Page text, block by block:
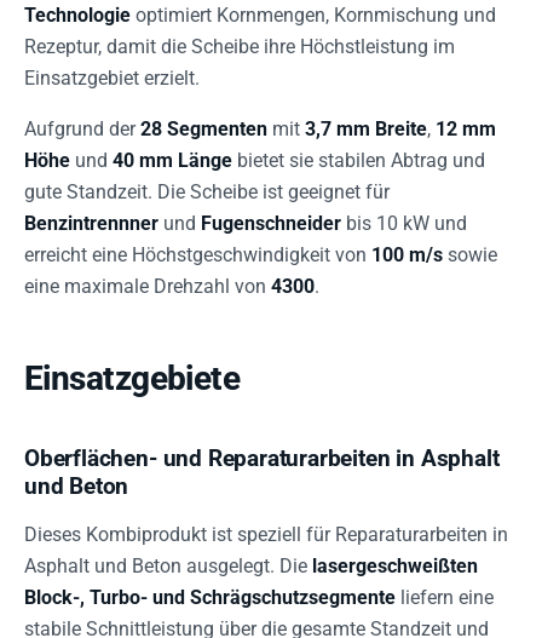
Technologie optimiert Kornmengen, Kornmischung und
Rezeptur, damit die Scheibe ihre Höchstleistung im
Einsatzgebiet erzielt.
Aufgrund der28 Segmenten mit 3,7 mm Breite, 12 mm
Höhe und 40 mm Länge bietet sie stabilen Abtrag und
gute Standzeit. Die Scheibe ist geeignet für
Benzintrennner und Fugenschneider bis 10 kW und
erreicht eine Höchstgeschwindigkeit von 100 m/s sowie
eine maximale Drehzahl von 4300.
Einsatzgebiete
Oberflächen- und Reparaturarbeiten in Asphalt
und Beton
Dieses Kombiprodukt ist speziell für Reparaturarbeiten in
Asphalt und Beton ausgelegt. Die lasergeschweißten
Block-, Turbo- und Schrägschutzsegmente liefern eine
stabile Schnittleistung über die gesamte Standzeit und